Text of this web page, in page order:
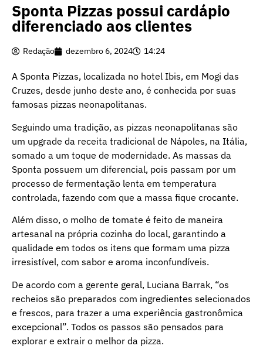
Sponta Pizzas possui cardápio
diferenciado aos clientes
Redação dezembro 6, 2024 14:24
A Sponta Pizzas, localizada no hotel Ibis, em Mogi das
Cruzes, desde junho deste ano, é conhecida por suas
famosas pizzas neonapolitanas.
Seguindo uma tradição, as pizzas neonapolitanas são
um upgrade da receita tradicional de Nápoles, na Itália,
somado a um toque de modernidade. As massas da
Sponta possuem um diferencial, pois passam por um
processo de fermentação lenta em temperatura
controlada, fazendo com que a massa fique crocante.
Além disso, o molho de tomate é feito de maneira
artesanal na própria cozinha do local, garantindo a
qualidade em todos os itens que formam uma pizza
irresistível, com sabor e aroma inconfundíveis.
De acordo com a gerente geral, Luciana Barrak, “os
recheios são preparados com ingredientes selecionados
e frescos, para trazer a uma experiência gastronômica
excepcional”. Todos os passos são pensados para
explorar e extrair o melhor da pizza.